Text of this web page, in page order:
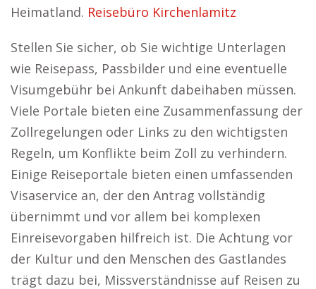
Heimatland. Reisebüro Kirchenlamitz
Stellen Sie sicher, ob Sie wichtige Unterlagen
wie Reisepass, Passbilder und eine eventuelle
Visumgebühr bei Ankunft dabeihaben müssen.
Viele Portale bieten eine Zusammenfassung der
Zollregelungen oder Links zu den wichtigsten
Regeln, um Konflikte beim Zoll zu verhindern.
Einige Reiseportale bieten einen umfassenden
Visaservice an, der den Antrag vollständig
übernimmt und vor allem bei komplexen
Einreisevorgaben hilfreich ist. Die Achtung vor
der Kultur und den Menschen des Gastlandes
trägt dazu bei, Missverständnisse auf Reisen zu